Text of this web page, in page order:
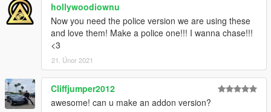
hollywoodiownu
Now you need the police version we are using these
and love them! Make a police one!!! I wanna chase!!!
<3
21. Únor 2021
Cliffjumper2012
awesome! can u make an addon version?